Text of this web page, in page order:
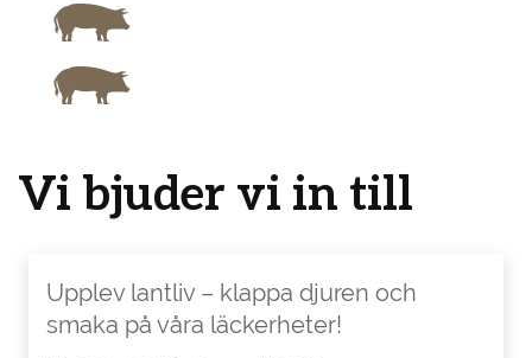
Vi bjuder vi in till
Upplev lantliv – klappa djuren och
smaka på våra läckerheter!